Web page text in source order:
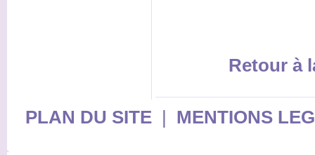
Retour à
PLAN DU SITE| MENTIONS